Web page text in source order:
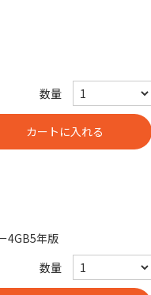
数量
4GB5年版
数量